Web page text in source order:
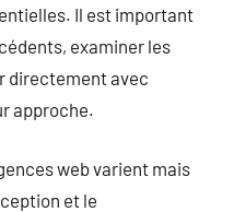
Il est important
examiner les
directement avec
approche.
web varient mais
et le